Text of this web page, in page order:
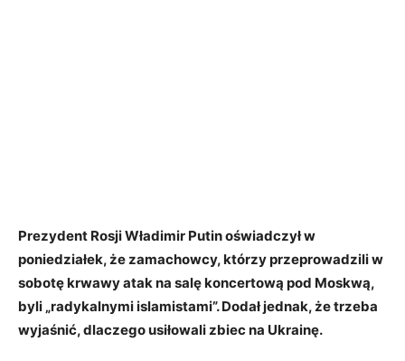
Prezydent Rosji Władimir Putin oświadczył w
poniedziałek, że zamachowcy, którzy przeprowadzili w
sobotę krwawy atak na salę koncertową pod Moskwą,
byli „radykalnymi islamistami”. Dodał jednak, że trzeba
wyjaśnić, dlaczego usiłowali zbiec na Ukrainę.